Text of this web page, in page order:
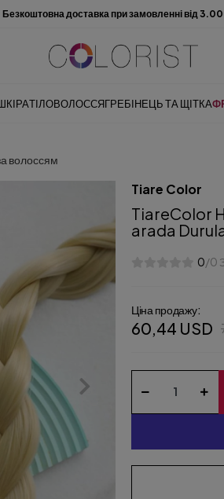
Безкоштовна доставка при замовленні від
ТІЛОВОЛОССЯГРЕБІНЕЦЬ ТА ЩІТКА
волоссям
Tiare Color
TiareColor
arada
0/0
Ціна продажу:
60,44 USD